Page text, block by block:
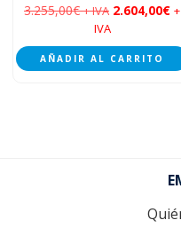
3.255,00€ + IVA 2.604,00€ +
IVA
AÑADIR AL CARRITO